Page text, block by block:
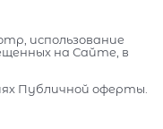
использование
на Сайте, в
Публичной оферты.